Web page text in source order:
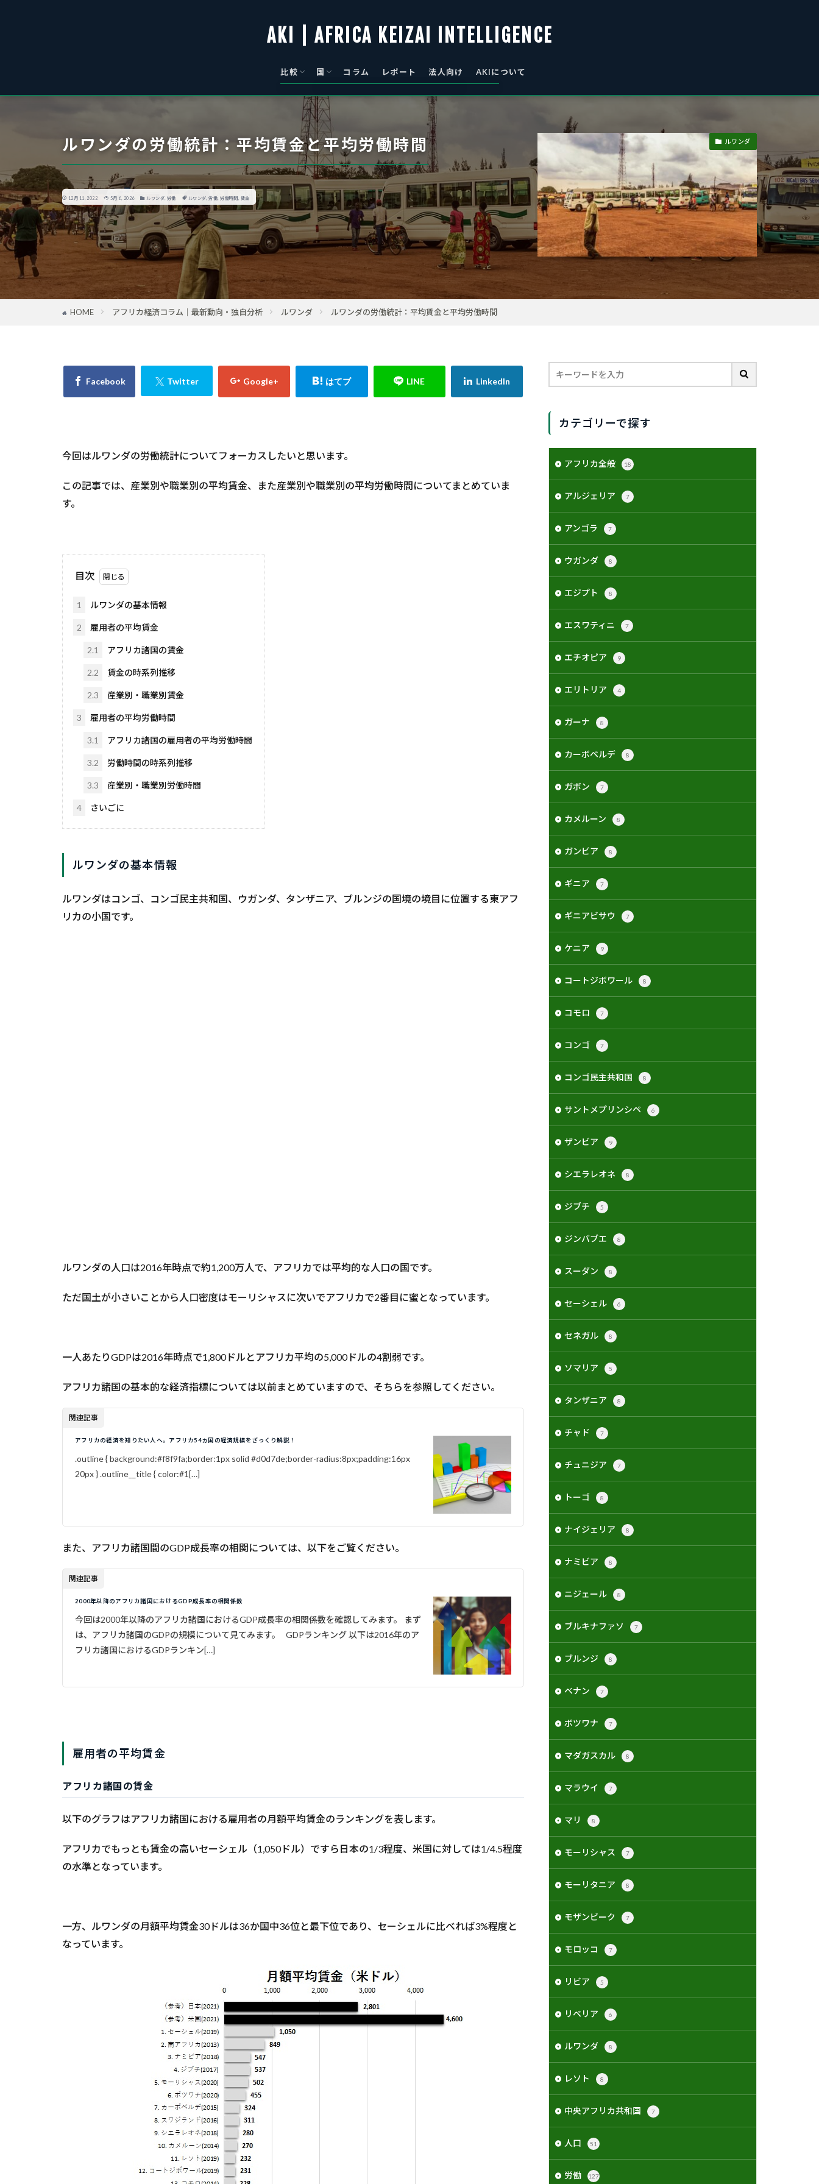
AKI | AFRICA KEIZAI INTELLIGENCE
比較
総覧
景気
物価
国
アルジェリア｜Algeria
アンゴラ｜Angola
ベナン｜Benin
ボツワナ｜Botswana
ブルキナファソ｜Burkina Faso
ブルンジ｜Burundi
カーボベルデ｜Cabo Verde
カメルーン｜Cameroon
中央アフリカ｜Central African
Republic
チャド｜Chad
コモロ連合｜Comoros
コートジボワール｜Côte d’Ivoire
コンゴ｜DR Congo
ジブチ｜Djibouti
エジプト・アラブ｜Egypt
赤道ギニア｜Equatorial Guinea
エリトリア国｜Eritrea
エスワティニ｜Eswatini
エチオピア｜Ethiopia
ガボン｜Gabon
ガンビア｜Gambia
ガーナ｜Ghana
ギニア｜Guinea
ギニアビサウ｜Guinea-Bissau
ケニア｜Kenya
レソト｜Lesotho
リベリア｜Liberia
リビア国｜Libya
マダガスカル｜Madagascar
マラウイ｜Malawi
マリ｜Mali
モーリタニア・イスラム｜
Mauritania
モーリシャス｜Mauritius
モロッコ｜Morocco
モザンビーク｜Mozambique
ナミビア｜Namibia
ニジェール｜Niger
ナイジェリア｜Nigeria
コンゴ｜Republic of Congo
ルワンダ｜Rwanda
セネガル｜Senegal
セーシェル｜Seychelles
シエラレオネ｜Sierra Leone
ソマリア｜Somalia
南アフリカ｜South Africa
南スーダン｜South Sudan
スーダン｜Sudan
サントメ・プリンシペ｜São Tomé
and Príncipe
タンザニア連合｜Tanzania
トーゴ｜Togo
チュニジア｜Tunisia
ウガンダ｜Uganda
ザンビア｜Zambia
ジンバブエ｜Zimbabwe
コラム レポート 法人向け AKIについて
ルワンダの労働統計：平均賃金と平均労働時間
12月 11, 2022 5月 6, 2026 ルワンダ, 労働 ルワンダ,労働,労働時間 , 賃金
ルワンダ
HOME アフリカ経済コラム｜最新動向・独自分析 ルワンダ ルワンダの労働統計：平均賃金と平均労働時間
今回はルワンダの労働統計についてフォーカスしたいと思います。
この記事では、産業別や職業別の平均賃金、また産業別や職業別の平均労働時間についてまとめていま
す。
目次
1 ルワンダの基本情報
2 雇用者の平均賃金
2.1 アフリカ諸国の賃金
2.2 賃金の時系列推移
2.3 産業別・職業別賃金
3 雇用者の平均労働時間
3.1 アフリカ諸国の雇用者の平均労働時間
3.2 労働時間の時系列推移
3.3 産業別・職業別労働時間
4 さいごに
ルワンダの基本情報
ルワンダはコンゴ、コンゴ民主共和国、ウガンダ、タンザニア、ブルンジの国境の境目に位置する東アフ
リカの小国です。
ルワンダの人口は2016年時点で約1,200万人で、アフリカでは平均的な人口の国です。
ただ国土が小さいことから人口密度はモーリシャスに次いでアフリカで2番目に蜜となっています。
一人あたりGDPは2016年時点で1,800ドルとアフリカ平均の5,000ドルの4割弱です。
アフリカ諸国の基本的な経済指標については以前まとめていますので、そちらを参照してください。
関連記事
アフリカの経済を知りたい人へ。アフリカ54ヵ国の経済規模をざっくり解説！
.outline { background:#f8f9fa;border:1px solid #d0d7de;border-radius:8px;padding:16px
20px } .outline__title { color:#1[…]
また、アフリカ諸国間のGDP成長率の相関については、以下をご覧ください。
関連記事
2000年以降のアフリカ諸国におけるGDP成長率の相関係数
今回は2000年以降のアフリカ諸国におけるGDP成長率の相関係数を確認してみます。 まず
は、アフリカ諸国のGDPの規模について見てみます。 GDPランキング 以下は2016年のア
フリカ諸国におけるGDPランキン[…]
雇用者の平均賃金
アフリカ諸国の賃金
以下のグラフはアフリカ諸国における雇用者の月額平均賃金のランキングを表します。
アフリカでもっとも賃金の高いセーシェル（1,050ドル）ですら日本の1/3程度、米国に対しては1/4.5程度
の水準となっています。
一方、ルワンダの月額平均賃金30ドルは36か国中36位と最下位であり、セーシェルに比べれば3%程度と
なっています。
カテゴリーで探す
アフリカ全般 18
アルジェリア 7
アンゴラ 7
ウガンダ 8
エジプト 8
エスワティニ 7
エチオピア 9
エリトリア 4
ガーナ 8
カーボベルデ 8
ガボン 7
カメルーン 8
ガンビア 8
ギニア 7
ギニアビサウ 7
ケニア 9
コートジボワール 8
コモロ 7
コンゴ 7
コンゴ民主共和国 8
サントメプリンシペ 6
ザンビア 9
シエラレオネ 8
ジブチ 5
ジンバブエ 8
スーダン 8
セーシェル 6
セネガル 8
ソマリア 5
タンザニア 8
チャド 7
チュニジア 7
トーゴ 8
ナイジェリア 8
ナミビア 8
ニジェール 8
ブルキナファソ 7
ブルンジ 8
ベナン 7
ボツワナ 7
マダガスカル 8
マラウイ 7
マリ 8
モーリシャス 7
モーリタニア 8
モザンビーク 7
モロッコ 7
リビア 5
リベリア 6
ルワンダ 8
レソト 8
中央アフリカ共和国 7
人口 51
労働 127